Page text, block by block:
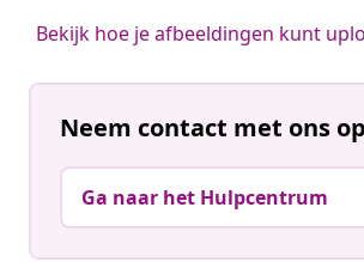
Bekijk hoe je afbeeldingen kunt
Neem contact met ons
Ga naar het Hulpcentrum